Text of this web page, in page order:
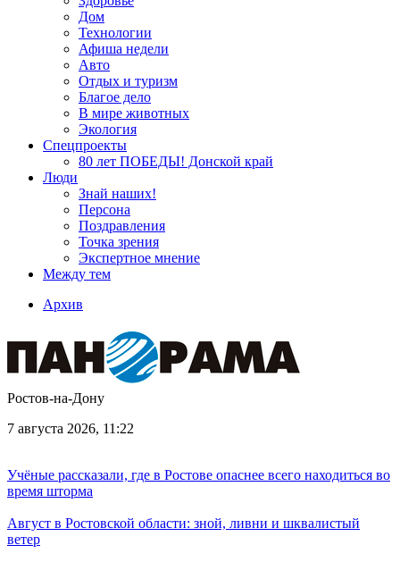
Дом
Технологии
Афиша недели
Авто
Отдых и туризм
Благое дело
В мире животных
Экология
Спецпроекты
80 лет ПОБЕДЫ! Донской край
Люди
Знай наших!
Персона
Поздравления
Точка зрения
Экспертное мнение
Между тем
Архив
Ростов-на-Дону
7 августа 2026, 11:22
Учёные рассказали, где в Ростове опаснее всего находиться во
время шторма
Август в Ростовской области: зной, ливни и шквалистый
ветер